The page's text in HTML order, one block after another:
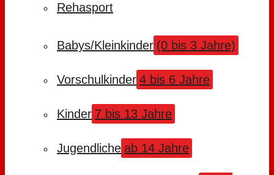
Rehasport
Babys/Kleinkinder (0 bis 3 Jahre)
Vorschulkinder 4 bis 6 Jahre
Kinder 7 bis 13 Jahre
Jugendliche ab 14 Jahre